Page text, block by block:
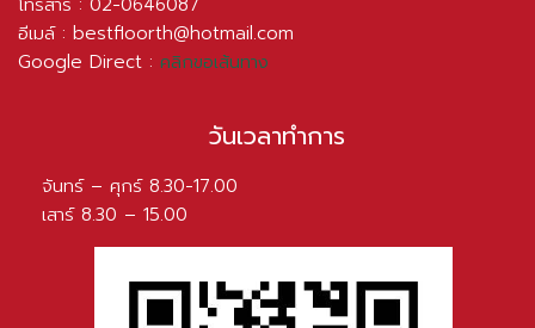
อีเมล์ : bestfloorth@hotmail.com
Google Direct : คลิกขอเส้นทาง
วันเวลาทำการ
จันทร์ – ศุกร์ 8.30-17.00
เสาร์ 8.30 – 15.00